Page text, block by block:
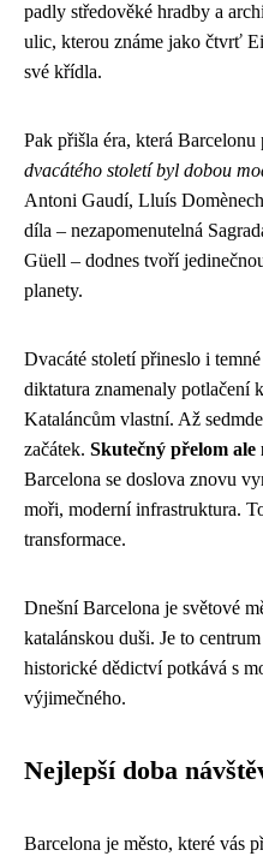
padly středověké hradby a
ulic, kterou známe jako čtvrť
své křídla.
Pak přišla éra, která Barcelonu
dvacátého století byl dobou
Antoni Gaudí, Lluís
díla – nezapomenutelná
Güell – dodnes tvoří
planety.
Dvacáté století přineslo i
diktatura znamenaly potlačení
Kataláncům vlastní. Až
začátek. Skutečný přelom
Barcelona se doslova znovu
moři, moderní infrastruktura.
transformace.
Dnešní Barcelona je světové
katalánskou duši. Je to
historické dědictví potkává s
výjimečného.
Nejlepší doba
Barcelona je město, které vás